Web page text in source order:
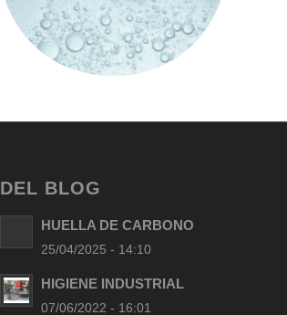
DEL BLOG
HUELLA DE CARBONO
25/04/2025 - 14:10
HIGIENE INDUSTRIAL
07/06/2022 - 16:01